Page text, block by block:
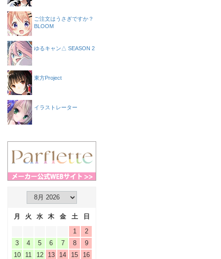
ご注文はうさぎですか？
BLOOM
ゆるキャン△ SEASON 2
東方Project
イラストレーター
月 火 水 木 金 土
日
1
2
3
4 5 6 7 8
9
10
11 12 13 14 15
16